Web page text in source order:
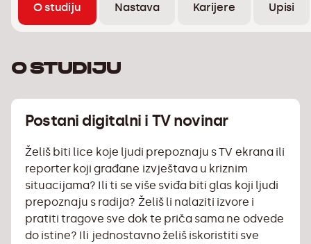
O studiju Nastava Karijere Upisi
O studiju
Postani digitalni i TV novinar
Želiš biti lice koje ljudi prepoznaju s TV ekrana ili
reporter koji građane izvještava u kriznim
situacijama? Ili ti se više sviđa biti glas koji ljudi
prepoznaju s radija? Želiš li nalaziti izvore i
pratiti tragove sve dok te priča sama ne odvede
do istine? Ili jednostavno želiš iskoristiti sve